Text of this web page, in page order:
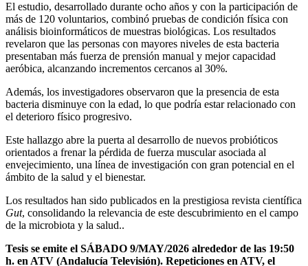
El estudio, desarrollado durante ocho años y con la participación de
más de 120 voluntarios, combinó pruebas de condición física con
análisis bioinformáticos de muestras biológicas. Los resultados
revelaron que las personas con mayores niveles de esta bacteria
presentaban más fuerza de prensión manual y mejor capacidad
aeróbica, alcanzando incrementos cercanos al 30%.
Además, los investigadores observaron que la presencia de esta
bacteria disminuye con la edad, lo que podría estar relacionado con
el deterioro físico progresivo.
Este hallazgo abre la puerta al desarrollo de nuevos probióticos
orientados a frenar la pérdida de fuerza muscular asociada al
envejecimiento, una línea de investigación con gran potencial en el
ámbito de la salud y el bienestar.
Los resultados han sido publicados en la prestigiosa revista científica
Gut, consolidando la relevancia de este descubrimiento en el campo
de la microbiota y la salud..
Tesis se emite el SÁBADO 9/MAY/2026 alrededor de las 19:50
h. en ATV (Andalucía Televisión). Repeticiones en ATV, el